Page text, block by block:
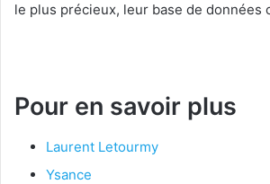
le plus précieux, leur base de données
Pour en savoir plus
Laurent Letourmy
Ysance